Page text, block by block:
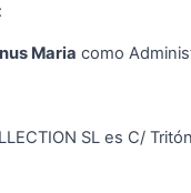
Maria como
SL es C/